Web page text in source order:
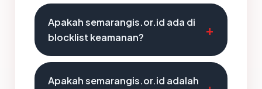
Apakah semarangis.or.id ada di
blocklist keamanan?
Apakah semarangis.or.id adalah